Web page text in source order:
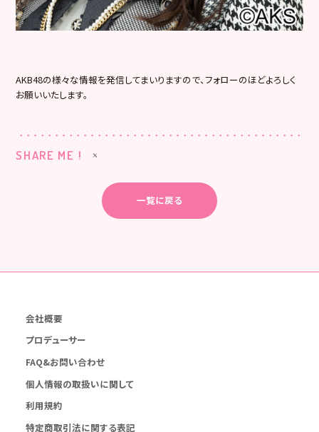
AKB48の様々な情報を発信してまいりますので、フォローのほどよろしく
お願いいたします。
SHARE ME !
一覧に戻る
会社概要
プロデューサー
FAQ&お問い合わせ
個人情報の取扱いに関して
利用規約
特定商取引法に関する表記